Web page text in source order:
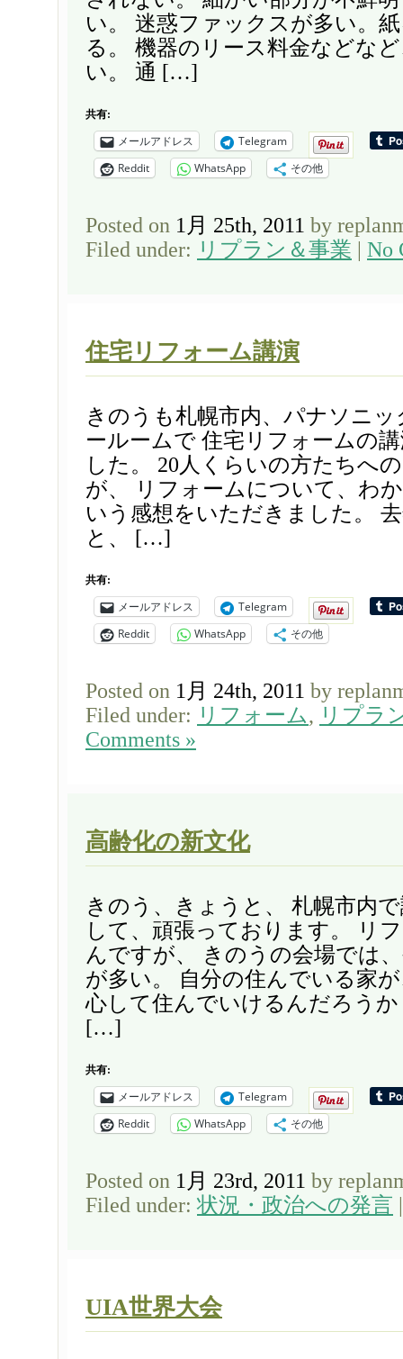
い。 迷惑ファックスが多い。
る。 機器のリース料金などな
い。 通 […]
共有:
メールアドレス
Telegram
Reddit
WhatsApp その他
Posted on 1月 25th, 2011 by
Filed under: リプラン＆事業 No
住宅リフォーム講演
きのうも札幌市内、パナソニ
ールームで 住宅リフォームの
した。 20人くらいの方たちへ
が、 リフォームについて、わ
いう感想をいただきました。
と、 […]
共有:
メールアドレス
Telegram
Reddit
WhatsApp その他
Posted on 1月 24th, 2011 by
Filed under: リフォーム, リプラ
Comments »
高齢化の新文化
きのう、きょうと、 札幌市内
して、頑張っております。 リ
んですが、 きのうの会場では
が多い。 自分の住んでいる家
心して住んでいけるんだろう
[…]
共有:
メールアドレス
Telegram
Reddit
WhatsApp その他
Posted on 1月 23rd, 2011 by
Filed under:状況・政治への発言
UIA世界大会